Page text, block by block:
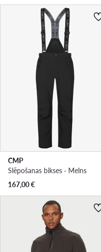
CMP
Slēpošanas bikses · Melns
167,00€